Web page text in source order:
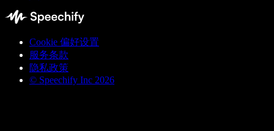
Cookie 偏好设置
服务条款
隐私政策
© Speechify Inc 2026